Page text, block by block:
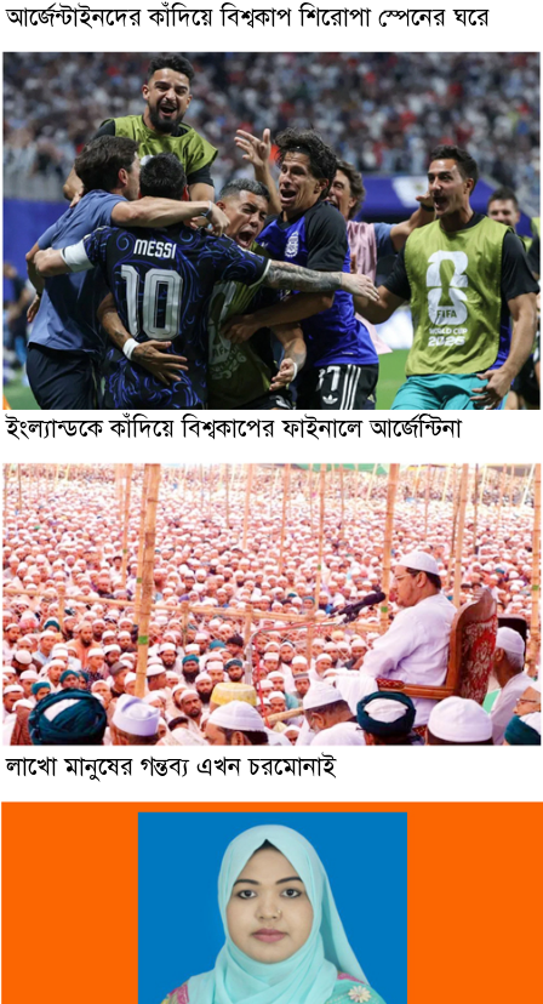
আর্জেন্টাইনদের কাঁদিয়ে বিশ্বকাপ শিরোপা স্পেনের ঘরে
ইংল্যান্ডকে কাঁদিয়ে বিশ্বকাপের ফাইনালে আর্জেন্টিনা
লাখো মানুষের গন্তব্য এখন চরমোনাই